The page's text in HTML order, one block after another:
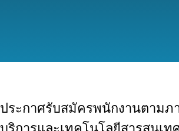
ประกาศรับสมัครพนักงานตาม